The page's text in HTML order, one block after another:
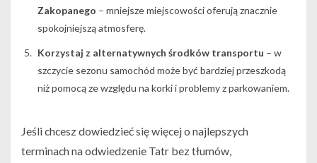
Zakopanego – mniejsze miejscowości oferują znacznie
spokojniejszą atmosferę.
Korzystaj z alternatywnych środków transportu – w
szczycie sezonu samochód może być bardziej przeszkodą
niż pomocą ze względu na korki i problemy z parkowaniem.
Jeśli chcesz dowiedzieć się więcej o najlepszych
terminach na odwiedzenie Tatr bez tłumów,